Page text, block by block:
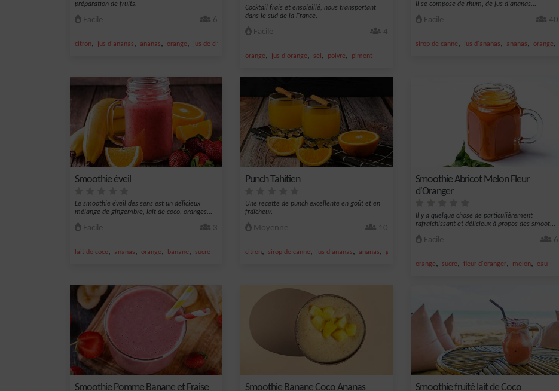
préparation de fruits.
Facile 6
citron, jus d'ananas, ananas, orange, jus de citron vert
Cocktail frais et ensoleillé, nous transportant
dans le sud de la France.
Facile 4
orange, jus d'orange, sel , poivre, piment
Il se compose de rhum, de jus d'ananas...
Facile 40
sirop de canne, jus d'ananas, ananas, orange,
Smoothie éveil
Le smoothie éveil des sens est un délicieux
mélange de gingembre, lait de coco, oranges...
Facile 3
lait de coco, ananas, orange, banane, sucre
Punch Tahitien
Une recette de punch excellente en goût et en
fraîcheur.
Moyenne 10
citron, sirop de canne, jus d'ananas, ananas, gousse de vanille
Smoothie Abricot Melon Fleur
d'Oranger
Il y a quelque chose de particulièrement
rafraîchissant et délicieux à propos des smoot...
Facile 6
orange, sucre, fleur d'oranger, melon, eau
Smoothie Pomme Banane et Fraise Smoothie Banane Coco Ananas Smoothie fruité lait de Coco